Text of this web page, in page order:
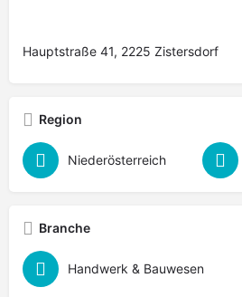
Hauptstraße 41, 2225 Zistersdorf
Region
Niederösterreich
Branche
Handwerk & Bauwesen